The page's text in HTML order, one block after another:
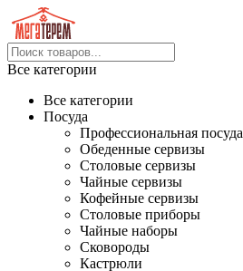
Все категории
Все категории
Посуда
Профессиональная посуда
Обеденные сервизы
Столовые сервизы
Чайные сервизы
Кофейные сервизы
Столовые приборы
Чайные наборы
Сковороды
Кастрюли